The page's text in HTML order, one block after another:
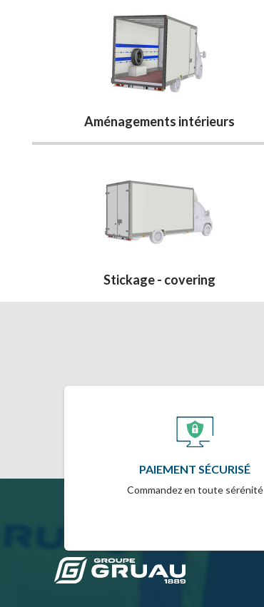
Aménagements intérieurs
Stickage - covering
PAIEMENT SÉCURISÉ
Commandez en toute sérénité